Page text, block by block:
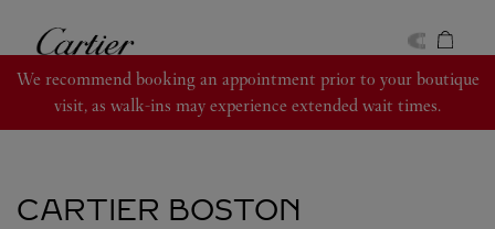
Cartier
We recommend booking an appointment prior to your boutique
visit, as walk-ins may experience extended wait times.
CARTIER BOSTON